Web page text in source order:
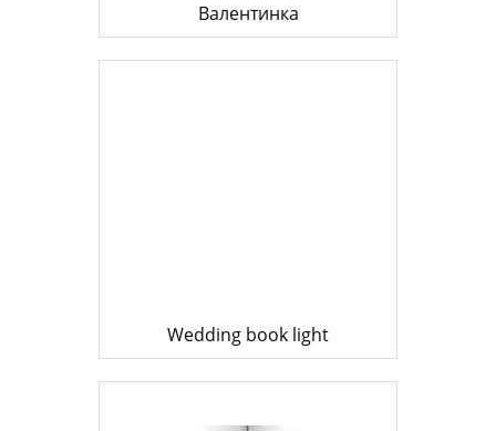
Валентинка
Wedding book light